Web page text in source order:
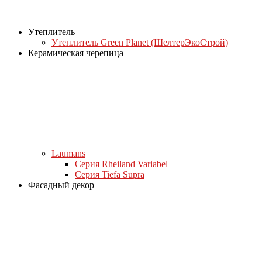
Утеплитель
Утеплитель Green Planet (ШелтерЭкоСтрой)
Керамическая черепица
Laumans
Серия Rheiland Variabel
Серия Tiefa Supra
Фасадный декор